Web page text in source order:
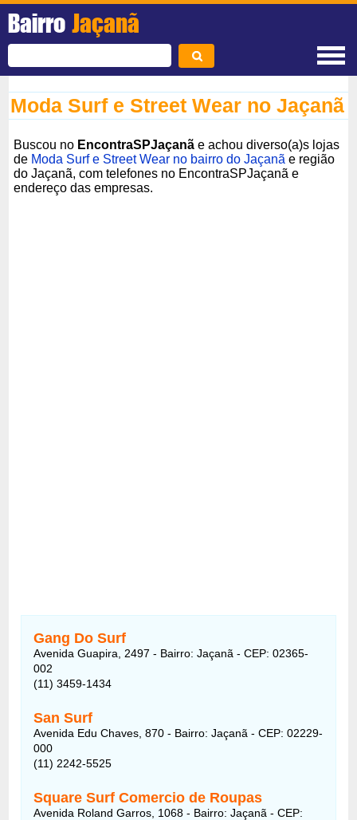
Bairro Jaçanã
Moda Surf e Street Wear no Jaçanã
Buscou no EncontraSPJaçanã e achou diverso(a)s lojas
de Moda Surf e Street Wear no bairro do Jaçanã e região
do Jaçanã, com telefones no EncontraSPJaçanã e
endereço das empresas.
Gang Do Surf
Avenida Guapira, 2497 - Bairro: Jaçanã - CEP: 02365-
002
(11) 3459-1434
San Surf
Avenida Edu Chaves, 870 - Bairro: Jaçanã - CEP: 02229-
000
(11) 2242-5525
Square Surf Comercio de Roupas
Avenida Roland Garros, 1068 - Bairro: Jaçanã - CEP: